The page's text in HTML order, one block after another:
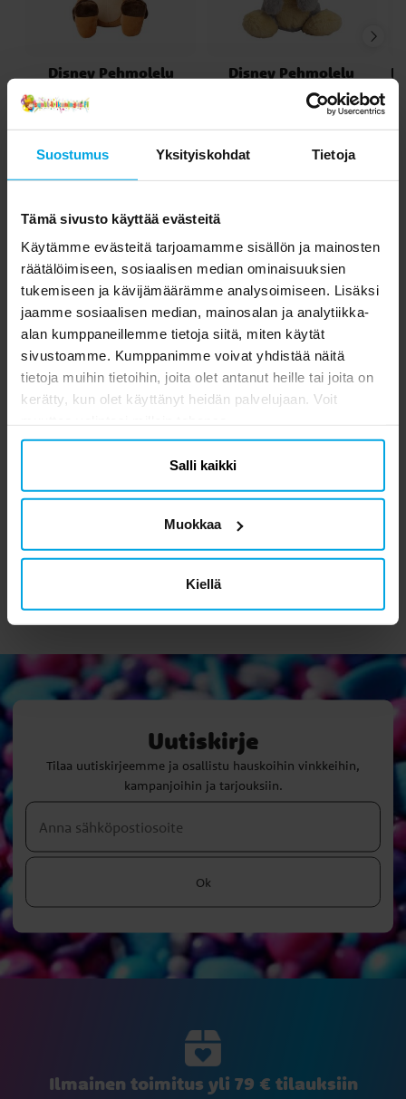
Suostumus Yksityiskohdat Tietoja
Tämä sivusto käyttää evästeitä
Käytämme evästeitä tarjoamamme sisällön ja mainosten
räätälöimiseen, sosiaalisen median ominaisuuksien
tukemiseen ja kävijämäärämme analysoimiseen. Lisäksi
jaamme sosiaalisen median, mainosalan ja analytiikka-
alan kumppaneillemme tietoja siitä, miten käytät
sivustoamme. Kumppanimme voivat yhdistää näitä
tietoja muihin tietoihin, joita olet antanut heille tai joita on
kerätty, kun olet käyttänyt heidän palvelujaan. Voit
Salli kaikki
Muokkaa
Kiellä
Disney Pehmolelu
Leijonakuningas Timon
29,90 €
OSTA
Disney Pehmolelu
Bambi Töpö 25 cm
29,90 €
Toiset asiakkaat ostivat myös
OSTA
Uutiskirje
Tilaa uutiskirjeemme ja osallistu hauskoihin vinkkeihin,
kampanjoihin ja tarjouksiin.
Ok
Ilmainen toimitus yli 79 € tilauksiin